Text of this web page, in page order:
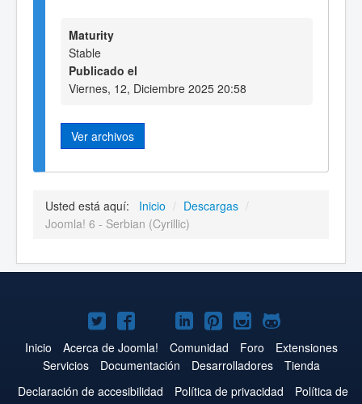
Maturity
Stable
Publicado el
Viernes, 12, Diciembre 2025 20:58
Ver archivos
Usted está aquí: Inicio / Descargas /
Joomla! 6 - Serbian (Cyrillic)
Joomla!
en
Twitter
Joomla!
en
Facebook
Joomla!
en
YouTube
Joomla!
en
LinkedIn
Joomla!
en
Pinterest
Joomla!
en
Instagram
Joomla!
en
GitHub
Inicio Acerca de Joomla! Comunidad Foro
Extensiones
Servicios
Documentación Desarrolladores
Tienda
Declaración de accesibilidad
Política de privacidad
Política de